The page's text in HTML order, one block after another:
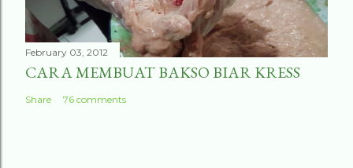
February 03, 2012
CARA MEMBUAT BAKSO BIAR KRESS
Share 76 comments